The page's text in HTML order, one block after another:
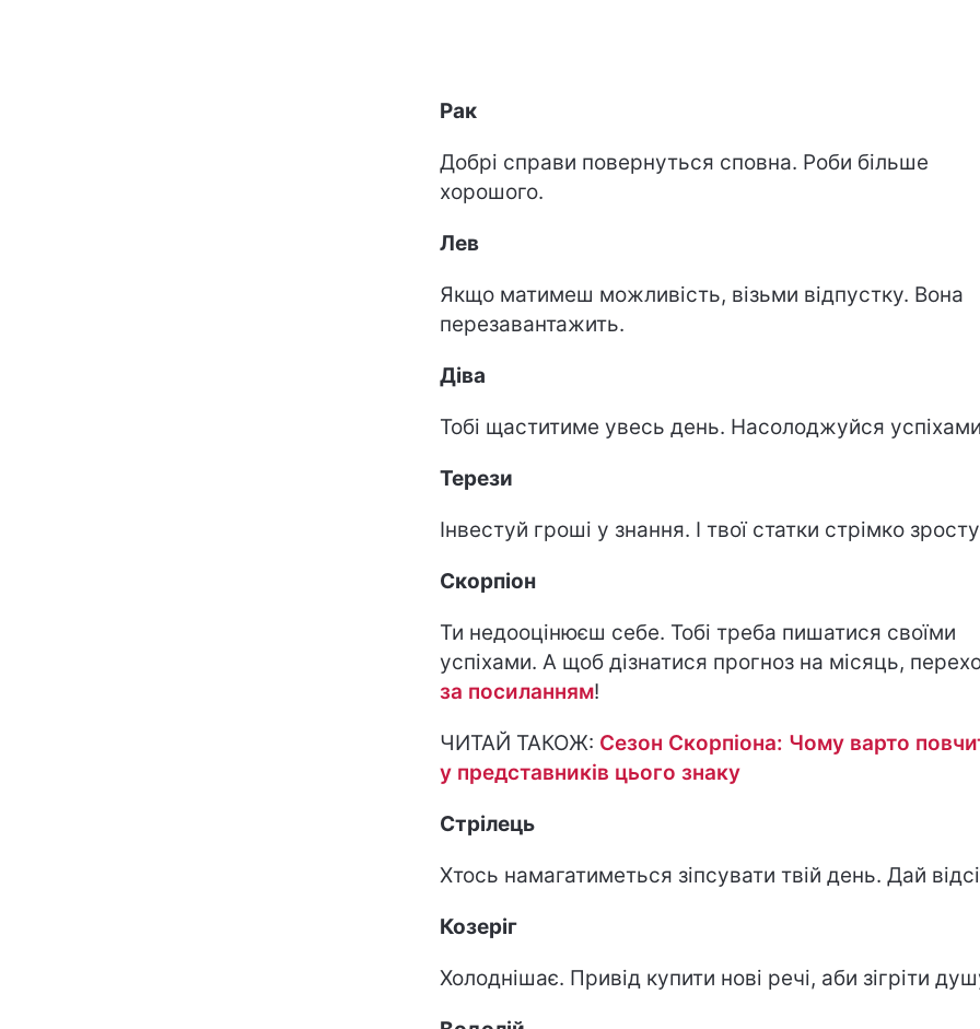
Рак
Добрі справи повернуться сповна. Роби більше
хорошого.
Лев
Якщо матимеш можливість, візьми відпустку. Вона
перезавантажить.
Діва
Тобі щаститиме увесь день. Насолоджуйся
Терези
Інвестуй гроші у знання. І твої статки стрімко
Скорпіон
Ти недооцінюєш себе. Тобі треба пишатися своїми
успіхами. А щоб дізнатися прогноз на місяць,
за посиланням!
ЧИТАЙ ТАКОЖ: Сезон Скорпіона: Чому варто
у представників цього знаку
Стрілець
Хтось намагатиметься зіпсувати твій день. Дай
Козеріг
Холоднішає. Привід купити нові речі, аби зігріти